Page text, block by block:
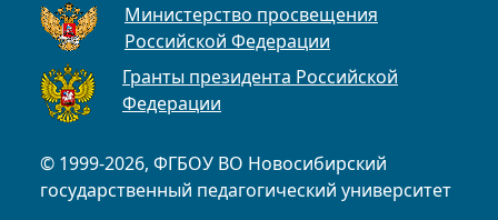
© 1999-2026, ФГБОУ ВО Новосибирский
государственный педагогический университет
Министерство просвещения
Российской Федерации
Гранты президента Российской
Федерации